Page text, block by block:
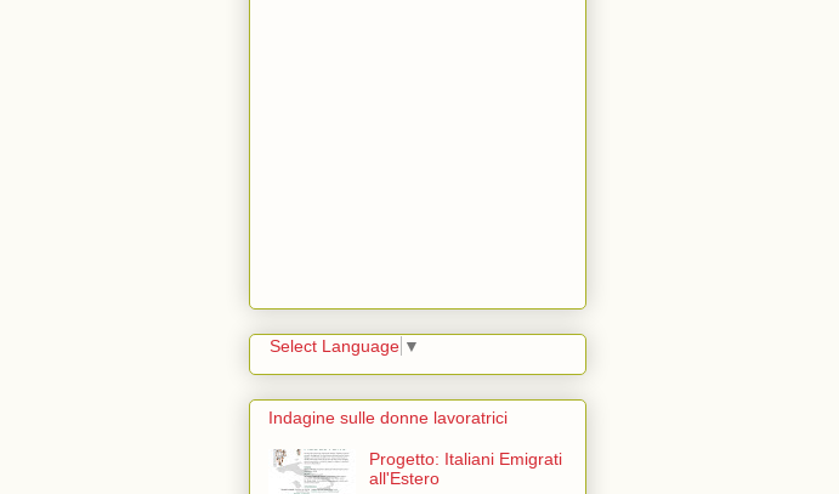
Select Language ▼
Indagine sulle donne lavoratrici
Progetto: Italiani Emigrati
all'Estero